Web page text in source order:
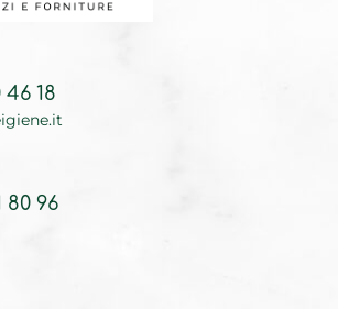
46 18
80 96